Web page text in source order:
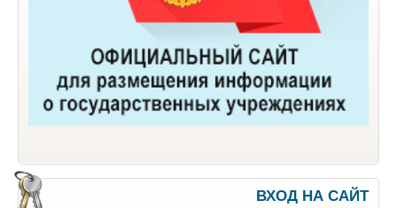
ВХОД НА САЙТ